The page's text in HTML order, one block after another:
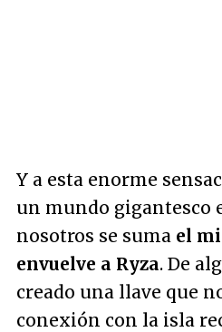
Y a esta enorme
un mundo gigantesco
nosotros se suma el
envuelve a Ryza. De
creado una llave que
conexión con la isla